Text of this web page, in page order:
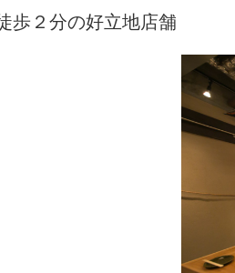
歩２分の好立地店舗